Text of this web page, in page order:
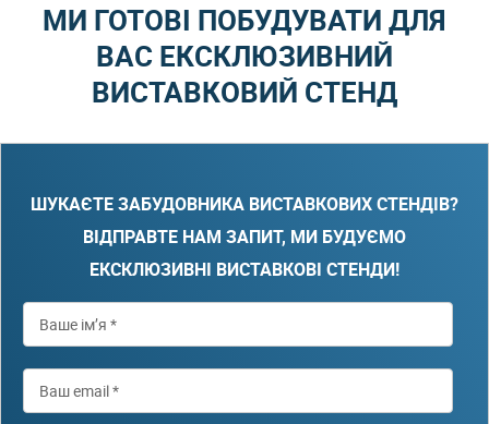
МИ ГОТОВІ ПОБУДУВАТИ ДЛЯ
ВАС ЕКСКЛЮЗИВНИЙ
ВИСТАВКОВИЙ СТЕНД
ШУКАЄТЕ ЗАБУДОВНИКА ВИСТАВКОВИХ СТЕНДІВ?
ВІДПРАВТЕ НАМ ЗАПИТ, МИ БУДУЄМО
ЕКСКЛЮЗИВНІ ВИСТАВКОВІ СТЕНДИ!